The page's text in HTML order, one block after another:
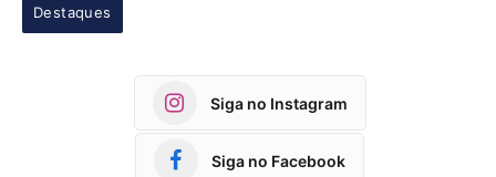
Destaques
Siga no Instagram
Siga no Facebook